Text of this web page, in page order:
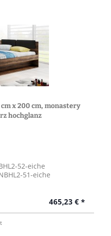
x 200 cm, monastery
hochglanz
52-eiche
51-eiche
465,23 € *